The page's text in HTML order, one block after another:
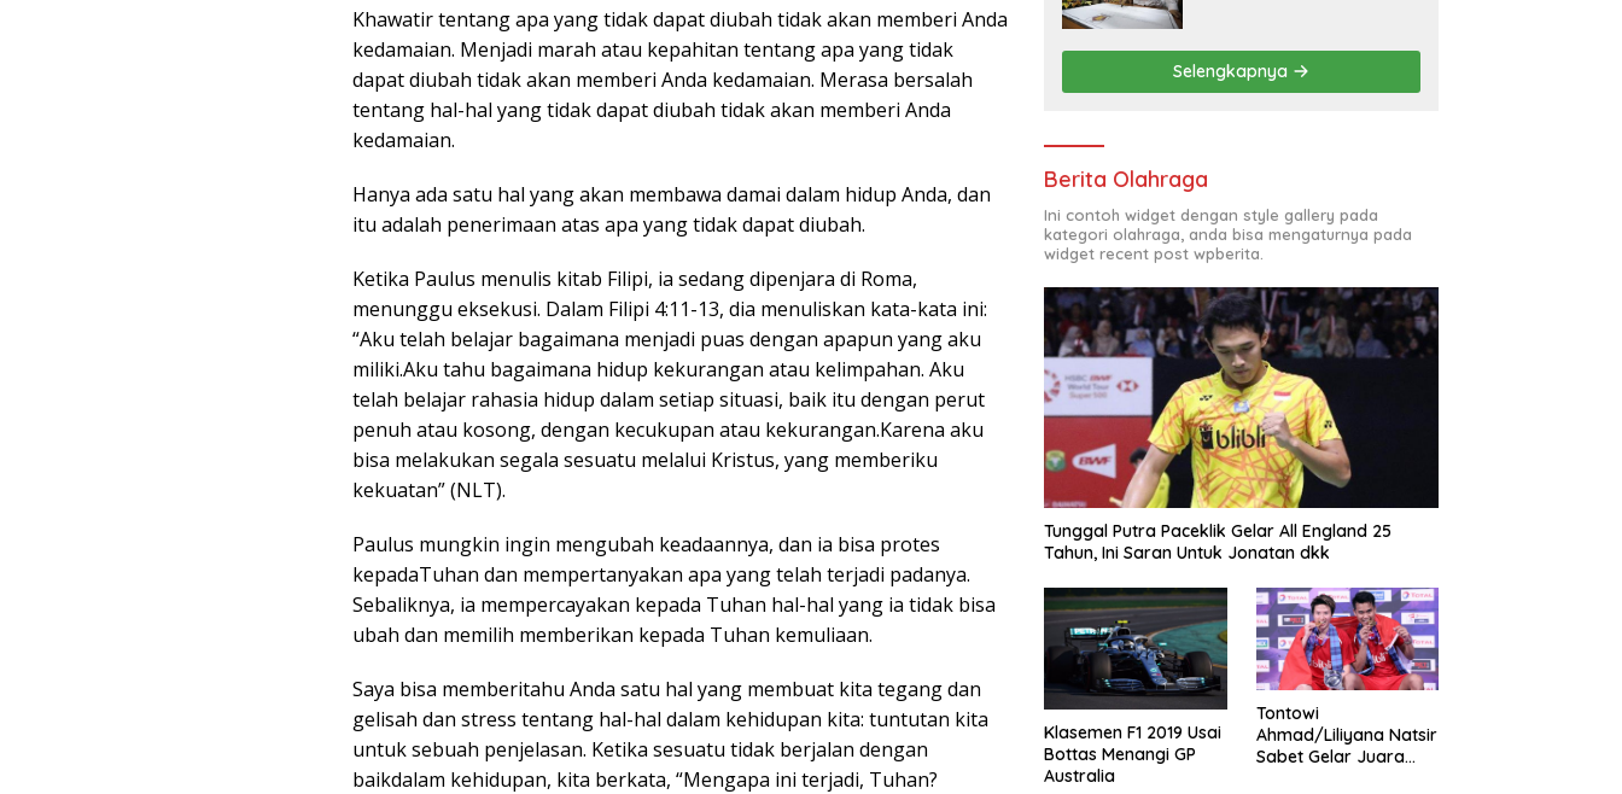
Khawatir tentang apa yang tidak dapat diubah tidak akan memberi Anda
kedamaian. Menjadi marah atau kepahitan tentang apa yang tidak
dapat diubah tidak akan memberi Anda kedamaian. Merasa bersalah
tentang hal-hal yang tidak dapat diubah tidak akan memberi Anda
kedamaian.
Hanya ada satu hal yang akan membawa damai dalam hidup Anda, dan
itu adalah penerimaan atas apa yang tidak dapat diubah.
Ketika Paulus menulis kitab Filipi, ia sedang dipenjara di Roma,
menunggu eksekusi. Dalam Filipi 4:11-13, dia menuliskan kata-kata ini:
“Aku telah belajar bagaimana menjadi puas dengan apapun yang aku
miliki.Aku tahu bagaimana hidup kekurangan atau kelimpahan. Aku
telah belajar rahasia hidup dalam setiap situasi, baik itu dengan perut
penuh atau kosong, dengan kecukupan atau kekurangan.Karena aku
bisa melakukan segala sesuatu melalui Kristus, yang memberiku
kekuatan” (NLT).
Paulus mungkin ingin mengubah keadaannya, dan ia bisa protes
kepadaTuhan dan mempertanyakan apa yang telah terjadi padanya.
Sebaliknya, ia mempercayakan kepada Tuhan hal-hal yang ia tidak bisa
ubah dan memilih memberikan kepada Tuhan kemuliaan.
Saya bisa memberitahu Anda satu hal yang membuat kita tegang dan
gelisah dan stress tentang hal-hal dalam kehidupan kita: tuntutan kita
untuk sebuah penjelasan. Ketika sesuatu tidak berjalan dengan
baikdalam kehidupan, kita berkata, “Mengapa ini terjadi, Tuhan?
Selengkapnya
Berita Olahraga
Ini contoh widget dengan style gallery pada
kategori olahraga, anda bisa mengaturnya pada
widget recent post wpberita.
Tunggal Putra Paceklik Gelar All England 25
Tahun, Ini Saran Untuk Jonatan dkk
Klasemen F1 2019 Usai
Bottas Menangi GP
Australia
Tontowi
Ahmad/Liliyana Natsir
Sabet Gelar Juara